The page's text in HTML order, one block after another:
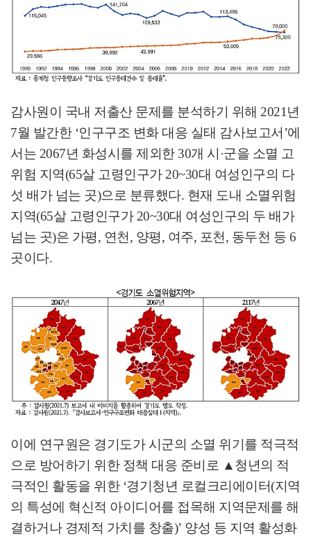
감사원이 국내 저출산 문제를 분석하기 위해 2021년
7월 발간한 ‘인구구조 변화 대응 실태 감사보고서 ’에
서는 2067년 화성시를 제외한 30개 시 ·군을 소멸 고
위험 지역(65살 고령인구가20~30대 여성인구의 다
섯 배가 넘는 곳)으로 분류했다. 현재 도내 소멸위험
지역(65살 고령인구가20~30대 여성인구의 두 배가
넘는 곳)은 가평, 연천, 양평, 여주, 포천, 동두천 등 6
곳이다.
이에 연구원은 경기도가 시군의 소멸 위기를 적극적
으로 방어하기 위한 정책 대응 준비로 ▲청년의 적
극적인 활동을 위한 ‘경기청년 로컬크리에이터(지역
의 특성에 혁신적 아이디어를 접목해 지역문제를 해
결하거나 경제적 가치를 창출)’ 양성 등 지역 활성화